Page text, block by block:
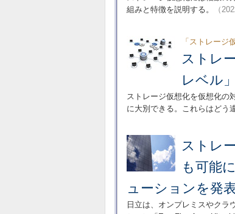
組みと特徴を説明する。
（
「ストレージ
ストレ
レベル
ストレージ仮想化を仮想化の
に大別できる。これらはどう
ストレ
も可能
ューションを発
日立は、オンプレミスやクラ